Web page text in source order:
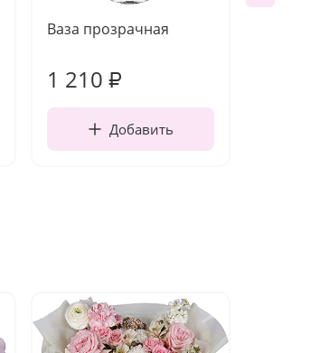
Ваза прозрачная
1 210 ₽
Добавить